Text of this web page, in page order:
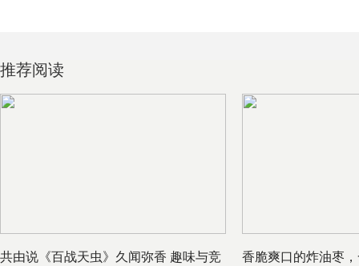
推荐阅读
共由说《百战天虫》久闻弥香 趣味与竞
香脆爽口的炸油枣